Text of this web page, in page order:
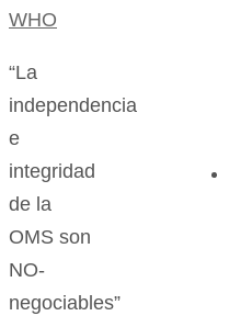
WHO
“La
independencia
e
integridad
de la
OMS son
NO-
negociables”